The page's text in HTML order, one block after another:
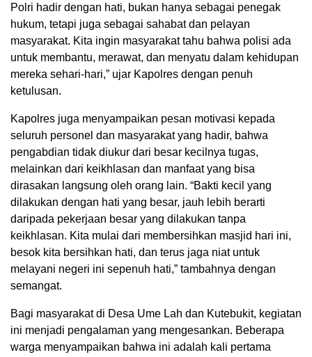
Polri hadir dengan hati, bukan hanya sebagai penegak
hukum, tetapi juga sebagai sahabat dan pelayan
masyarakat. Kita ingin masyarakat tahu bahwa polisi ada
untuk membantu, merawat, dan menyatu dalam kehidupan
mereka sehari-hari,” ujar Kapolres dengan penuh
ketulusan.
Kapolres juga menyampaikan pesan motivasi kepada
seluruh personel dan masyarakat yang hadir, bahwa
pengabdian tidak diukur dari besar kecilnya tugas,
melainkan dari keikhlasan dan manfaat yang bisa
dirasakan langsung oleh orang lain. “Bakti kecil yang
dilakukan dengan hati yang besar, jauh lebih berarti
daripada pekerjaan besar yang dilakukan tanpa
keikhlasan. Kita mulai dari membersihkan masjid hari ini,
besok kita bersihkan hati, dan terus jaga niat untuk
melayani negeri ini sepenuh hati,” tambahnya dengan
semangat.
Bagi masyarakat di Desa Ume Lah dan Kutebukit, kegiatan
ini menjadi pengalaman yang mengesankan. Beberapa
warga menyampaikan bahwa ini adalah kali pertama